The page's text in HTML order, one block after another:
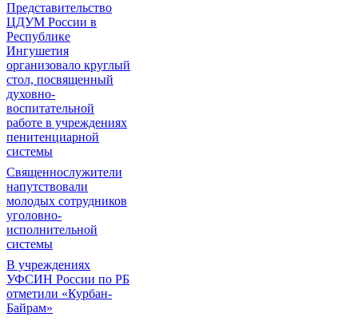
Представительство
ЦДУМ России в
Республике
Ингушетия
организовало круглый
стол, посвященный
духовно-
воспитательной
работе в учреждениях
пенитенциарной
системы
Священнослужители
напутствовали
молодых сотрудников
уголовно-
исполнительной
системы
В учреждениях
УФСИН России по РБ
отметили «Курбан-
Байрам»